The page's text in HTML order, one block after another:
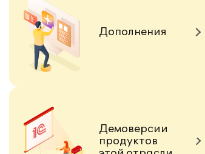
Дополнения
Демоверсии
продуктов